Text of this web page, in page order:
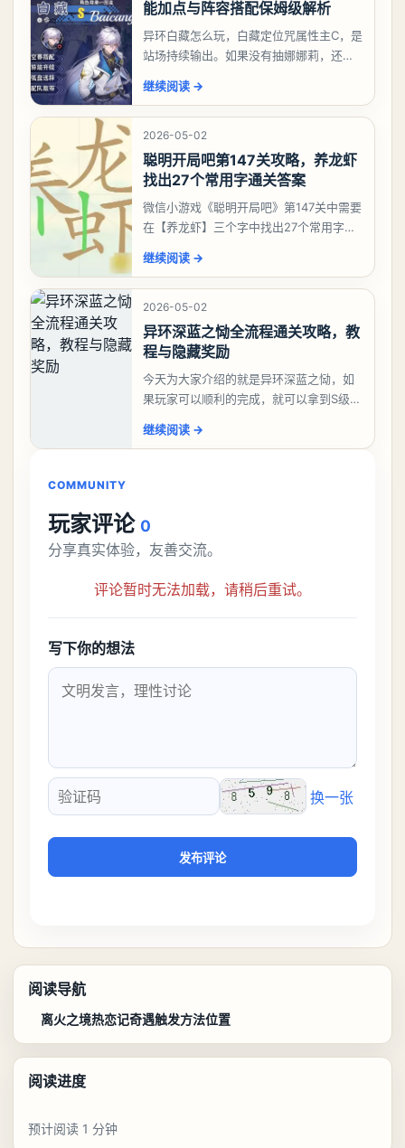
能加点与阵容搭配保姆级解析
异环白藏怎么玩，白藏定位咒属性主C，是
站场持续输出。如果没有抽娜娜莉，还没
有娜娜莉缺另外一个二队C想打深渊也可以
考虑养个白藏
继续阅读 →
2026-05-02
聪明开局吧第147关攻略，养龙虾
找出27个常用字通关答案
微信小游戏《聪明开局吧》第147关中需要
在【养龙虾】三个字中找出27个常用字，
大、夫、夰、巾、中、虫、下、虾、卜、
囗、吓、卟、
继续阅读 →
2026-05-02
异环深蓝之恸全流程通关攻略，教
程与隐藏奖励
今天为大家介绍的就是异环深蓝之恸，如
果玩家可以顺利的完成，就可以拿到S级弧
比较高的，对于那些新手玩家并不建议直
继续阅读 →
COMMUNITY
玩家评论 0
分享真实体验，友善交流。
评论暂时无法加载，请稍后重试。
写下你的想法
验证码
换一张
发布评论
阅读导航
离火之境热恋记奇遇触发方法位置
阅读进度
预计阅读 1 分钟